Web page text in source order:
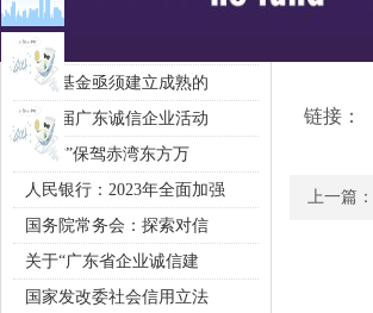
重大突发公共卫生事件一
2020广东省守合同重信用企
私募基金亟须建立成熟的
第五届广东诚信企业活动
“诚信”保驾赤湾东方万
人民银行：2023年全面加强
国务院常务会：探索对信
关于“广东省企业诚信建
国家发改委社会信用立法
链接：
上一篇：